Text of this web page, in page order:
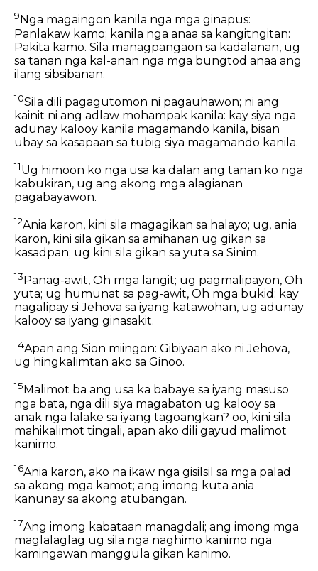
9 Nga magaingon kanila nga mga ginapus:
Panlakaw kamo; kanila nga anaa sa kangitngitan:
Pakita kamo. Sila managpangaon sa kadalanan, ug
sa tanan nga kal-anan nga mga bungtod anaa ang
ilang sibsibanan.
10Sila dili pagagutomon ni pagauhawon; ni ang
kainit ni ang adlaw mohampak kanila: kay siya nga
adunay kalooy kanila magamando kanila, bisan
ubay sa kasapaan sa tubig siya magamando kanila.
11Ug himoon ko nga usa ka dalan ang tanan ko nga
kabukiran, ug ang akong mga alagianan
pagabayawon.
12Ania karon, kini sila magagikan sa halayo; ug, ania
karon, kini sila gikan sa amihanan ug gikan sa
kasadpan; ug kini sila gikan sa yuta sa Sinim.
13Panag-awit, Oh mga langit; ug pagmalipayon, Oh
yuta; ug humunat sa pag-awit, Oh mga bukid: kay
nagalipay si Jehova sa iyang katawohan, ug adunay
kalooy sa iyang ginasakit.
14Apan ang Sion miingon: Gibiyaan ako ni Jehova,
ug hingkalimtan ako sa Ginoo.
15 Malimot ba ang usa ka babaye sa iyang masuso
nga bata, nga dili siya magabaton ug kalooy sa
anak nga lalake sa iyang tagoangkan? oo, kini sila
mahikalimot tingali, apan ako dili gayud malimot
kanimo.
16Ania karon, ako na ikaw nga gisilsil sa mga palad
sa akong mga kamot; ang imong kuta ania
kanunay sa akong atubangan.
17Ang imong kabataan managdali; ang imong mga
maglalaglag ug sila nga naghimo kanimo nga
kamingawan manggula gikan kanimo.